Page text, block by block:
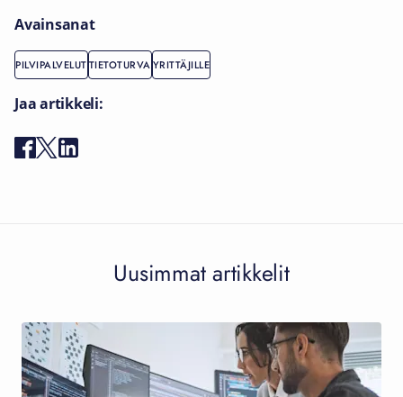
Avainsanat
PILVIPALVELUTTIETOTURVAYRITTÄJILLE
Jaa artikkeli:
Uusimmat artikkelit